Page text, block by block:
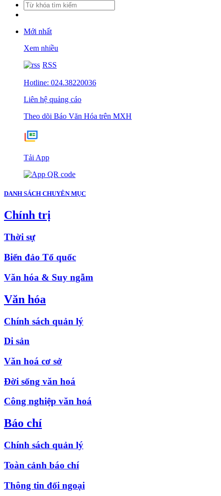
Mới nhất
Xem nhiều
RSS
Hotline: 024.38220036
Liên hệ quảng cáo
Theo dõi Báo Văn Hóa trên MXH
Tải App
DANH SÁCH CHUYÊN MỤC
Chính trị
Thời sự
Biển đảo Tổ quốc
Văn hóa & Suy ngẫm
Văn hóa
Chính sách quản lý
Di sản
Văn hoá cơ sở
Đời sống văn hoá
Công nghiệp văn hoá
Báo chí
Chính sách quản lý
Toàn cảnh báo chí
Thông tin đối ngoại